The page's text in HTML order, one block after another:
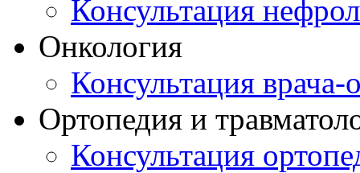
Консультация
Онкология
Консультация врача-
Ортопедия и
Консультация